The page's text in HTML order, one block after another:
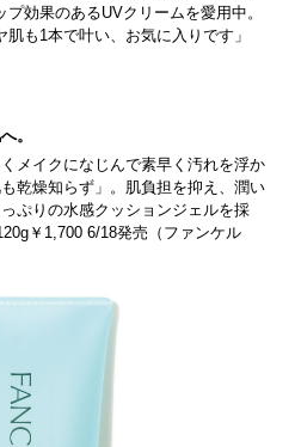
プ効果のあるUVクリームを愛用中。
肌も1本で叶い、お気に入りです」
。
メイクになじんで素早く汚れを浮か
乾燥知らず」。肌負担を抑え、潤い
ぷりの水感クッションジェルを採
￥1,700 6/18発売（ファンケル